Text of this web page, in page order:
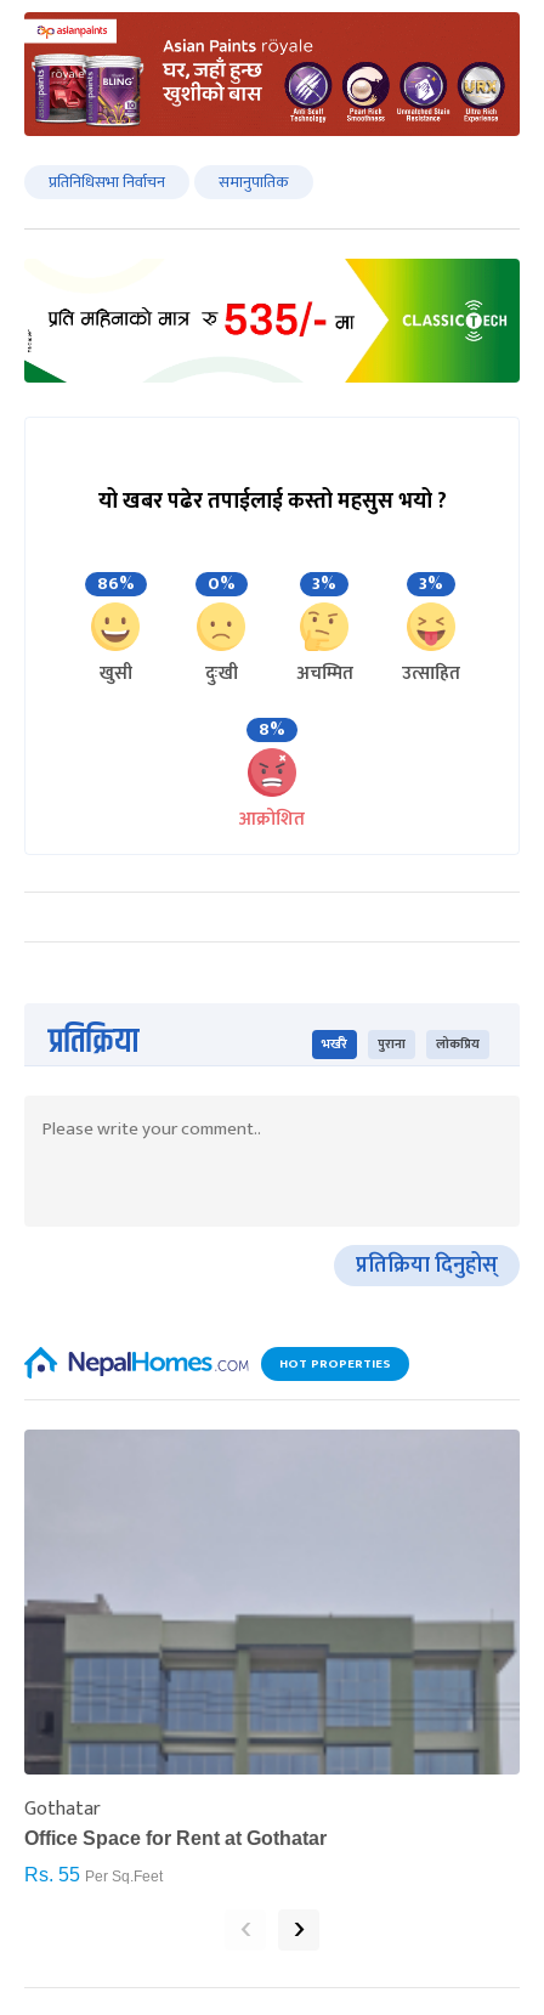
प्रतिनिधिसभा निर्वाचन समानुपातिक
यो खबर पढेर तपाईलाई कस्तो महसुस भयो ?
86%
खुसी
0%
दुःखी
3%
अचम्मित
3%
उत्साहित
8%
आक्रोशित
प्रतिक्रिया भर्खरै पुराना लोकप्रिय
प्रतिक्रिया दिनुहोस्
HOT PROPERTIES
Gothatar
Office Space for Rent at Gothatar
Rs. 55 Per Sq.Feet
‹ ›